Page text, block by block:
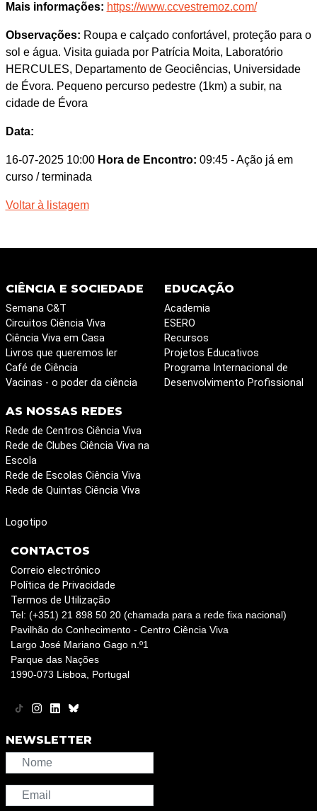
Mais informações: https://www.ccvestremoz.com/
Observações: Roupa e calçado confortável, proteção para o
sol e água. Visita guiada por Patrícia Moita, Laboratório
HERCULES, Departamento de Geociências, Universidade
de Évora. Pequeno percurso pedestre (1km) a subir, na
cidade de Évora
Data:
16-07-2025 10:00 Hora de Encontro: 09:45 - Ação já em
curso / terminada
Voltar à listagem
CIÊNCIA E SOCIEDADE
Semana C&T
Circuitos Ciência Viva
Ciência Viva em Casa
Livros que queremos ler
Café de Ciência
Vacinas - o poder da ciência
EDUCAÇÃO
Academia
ESERO
Recursos
Projetos Educativos
Programa Internacional de
Desenvolvimento Profissional
AS NOSSAS REDES
Rede de Centros Ciência Viva
Rede de Clubes Ciência Viva na
Escola
Rede de Escolas Ciência Viva
Rede de Quintas Ciência Viva
Logotipo
CONTACTOS
Correio electrónico
Política de Privacidade
Termos de Utilização
Tel: (+351) 21 898 50 20 (chamada para a rede fixa nacional)
Pavilhão do Conhecimento - Centro Ciência Viva
Largo José Mariano Gago n.º1
Parque das Nações
1990-073 Lisboa, Portugal
NEWSLETTER